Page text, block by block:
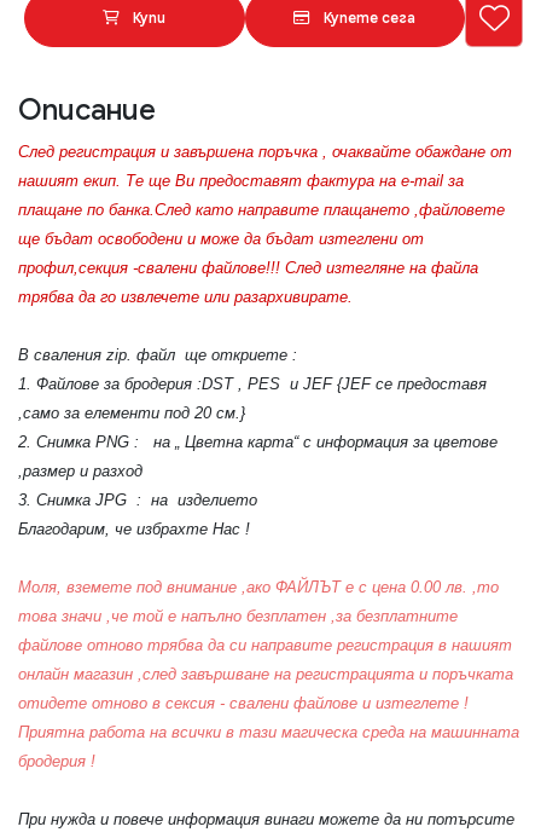
Купи Купете сега
Описание
След регистрация и завършена поръчка , очаквайте обаждане от
нашият екип. Те ще Ви предоставят фактура на e-mail за
плащане по банка.След като направите плащането ,файловете
ще бъдат освободени и може да бъдат изтеглени от
профил,секция -свалени файлове!!! След изтегляне на файла
трябва да го извлечете или разархивирате.
В сваления zip. файл ще откриете :
1. Файлове за бродерия :DST , PES и JEF {JEF се предоставя
,само за елементи под 20 см.}
2. Снимка PNG : на „ Цветна карта“ с информация за цветове
,размер и разход
3. Снимка JPG : на изделието
Благодарим, че избрахте Нас !
Моля, вземете под внимание ,ако ФАЙЛЪТ е с цена 0.00 лв. ,то
това значи ,че той е напълно безплатен ,за безплатните
файлове отново трябва да си направите регистрация в нашият
онлайн магазин ,след завършване на регистрацията и поръчката
отидете отново в сексия - свалени файлове и изтеглете !
Приятна работа на всички в тази магическа среда на машинната
бродерия !
При нужда и повече информация винаги можете да ни потърсите